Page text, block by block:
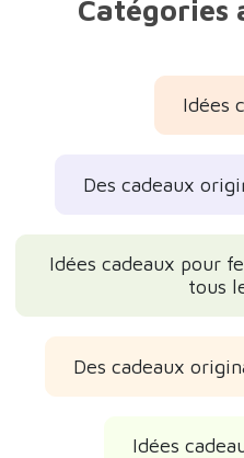
Catégories
Idées
Des cadeaux
Idées cadeaux pour
tous
Des cadeaux
Idées